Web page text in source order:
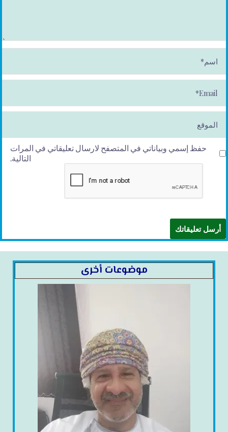
م
*
ai
l*
حفظ إسمي وبياناتي في المتصفح لارسال تعليقاتي في المرات
التالية.
موضوعات أخرى